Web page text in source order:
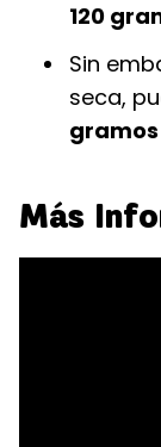
120
Sin
seca,
Más